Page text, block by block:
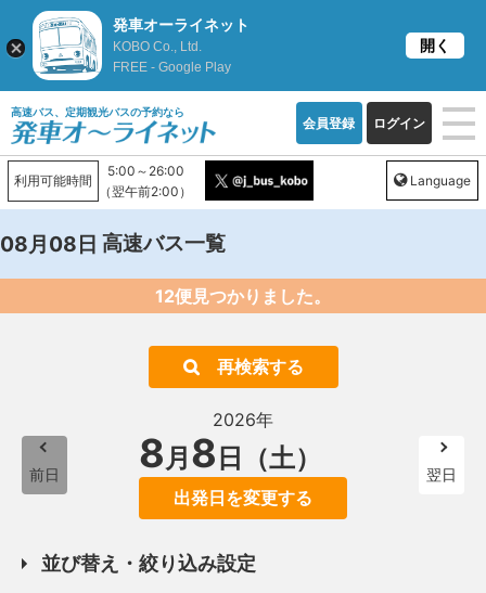
高速バス、定期観光バスの予約なら
会員登録 ログイン
利用可能時間
5:00～26:00
（翌午前2:00）
Language
08月08日 高速バス一覧
12便見つかりました。
再検索する
前日
2026年
8月 8 日（土）
出発日を変更する
翌日
並び替え・絞り込み設定
発車オーライネット
KOBO Co., Ltd.
FREE - Google Play
開く